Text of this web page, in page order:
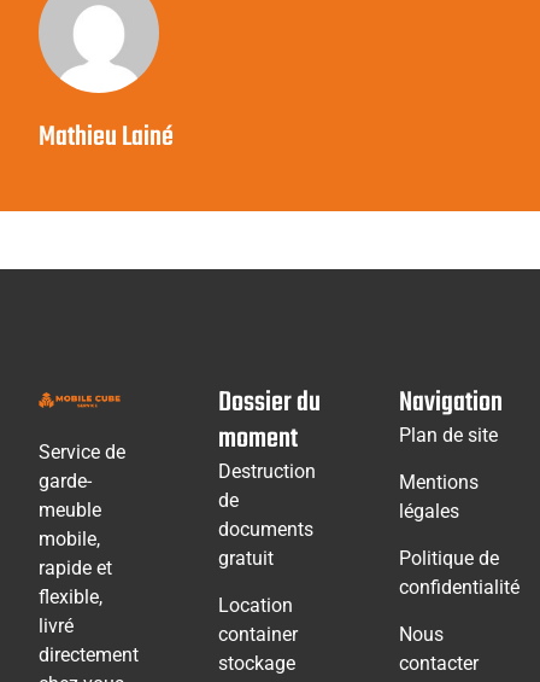
Mathieu Lainé
Service de
garde-
meuble
mobile,
rapide et
flexible,
livré
directement
Dossier du
moment
Destruction
de
documents
gratuit
Location
container
stockage
Navigation
Plan de site
Mentions
légales
Politique de
confidentialité
Nous
contacter